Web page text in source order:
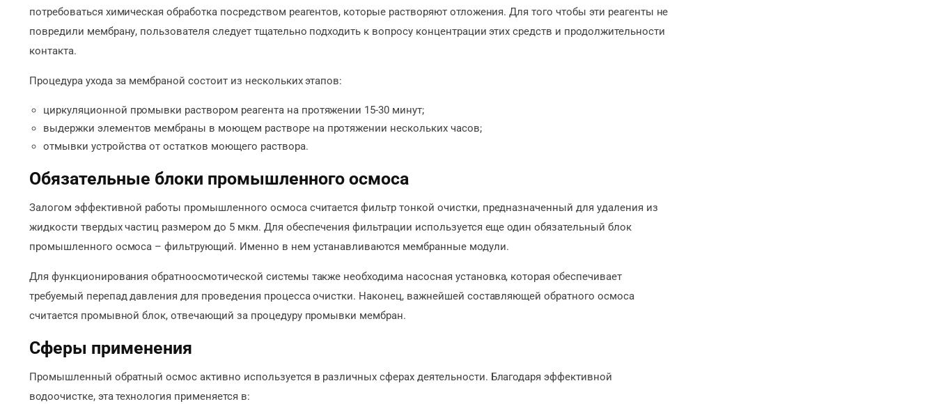
потребоваться химическая обработка посредством реагентов, которые растворяют отложения. Для того чтобы эти реагенты не
повредили мембрану, пользователя следует тщательно подходить к вопросу концентрации этих средств и продолжительности
контакта.
Процедура ухода за мембраной состоит из нескольких этапов:
циркуляционной промывки раствором реагента на протяжении 15-30 минут;
выдержки элементов мембраны в моющем растворе на протяжении нескольких часов;
отмывки устройства от остатков моющего раствора.
Обязательные блоки промышленного осмоса
Залогом эффективной работы промышленного осмоса считается фильтр тонкой очистки, предназначенный для удаления из
жидкости твердых частиц размером до 5 мкм. Для обеспечения фильтрации используется еще один обязательный блок
промышленного осмоса – фильтрующий. Именно в нем устанавливаются мембранные модули.
Для функционирования обратноосмотической системы также необходима насосная установка, которая обеспечивает
требуемый перепад давления для проведения процесса очистки. Наконец, важнейшей составляющей обратного осмоса
считается промывной блок, отвечающий за процедуру промывки мембран.
Сферы применения
Промышленный обратный осмос активно используется в различных сферах деятельности. Благодаря эффективной
водоочистке, эта технология применяется в: